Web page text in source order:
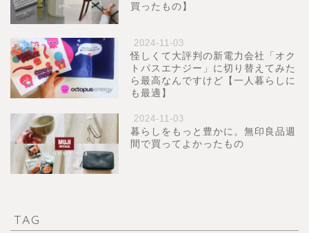
買ったもの】
2024-11-03
怪しくて大評判の新電力会社「オク
トパスエナジー」に切り替えてみた
ら最高なんですけど【一人暮らしに
も最適】
2024-11-03
暮らしをもっと豊かに。無印良品週
間で買ってよかったもの
TAG